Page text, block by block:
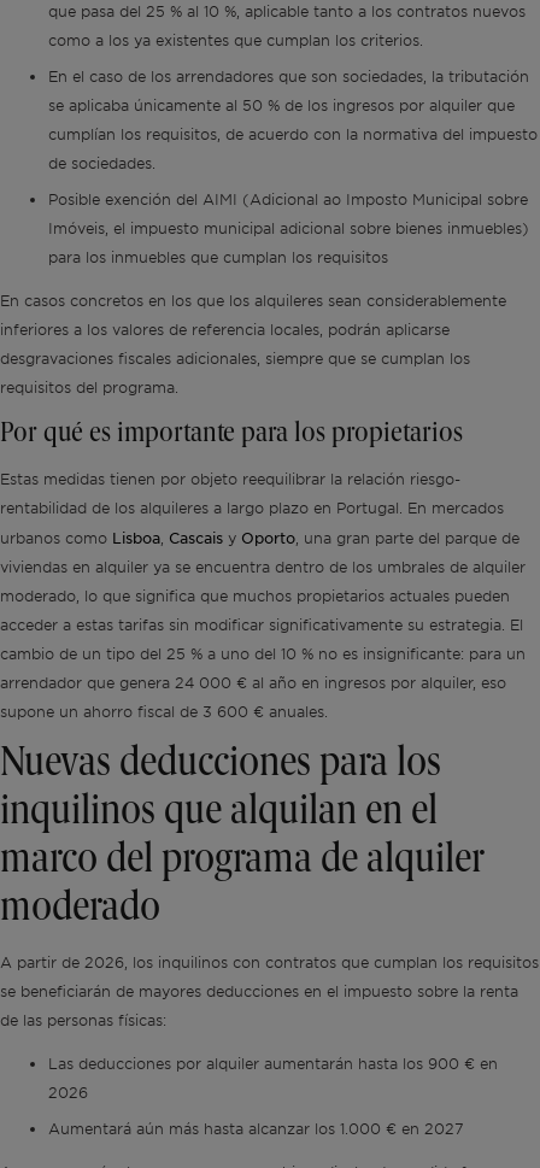
que pasa del 25 % al 10 %, aplicable tanto a los contratos nuevos
como a los ya existentes que cumplan los criterios.
En el caso de los arrendadores que son sociedades, la tributación
se aplicaba únicamente al 50 % de los ingresos por alquiler que
cumplían los requisitos, de acuerdo con la normativa del impuesto
de sociedades.
Posible exención del AIMI (Adicional ao Imposto Municipal sobre
Imóveis, el impuesto municipal adicional sobre bienes inmuebles)
para los inmuebles que cumplan los requisitos
En casos concretos en los que los alquileres sean considerablemente
inferiores a los valores de referencia locales, podrán aplicarse
desgravaciones fiscales adicionales, siempre que se cumplan los
requisitos del programa.
Por qué es importante para los propietarios
Estas medidas tienen por objeto reequilibrar la relación riesgo-
rentabilidad de los alquileres a largo plazo en Portugal. En mercados
urbanos como Lisboa Cascais y Oporto , una gran parte del parque de
viviendas en alquiler ya se encuentra dentro de los umbrales de alquiler
moderado, lo que significa que muchos propietarios actuales pueden
acceder a estas tarifas sin modificar significativamente su estrategia. El
cambio de un tipo del 25 % a uno del 10 % no es insignificante: para un
arrendador que genera 24 000 € al año en ingresos por alquiler, eso
supone un ahorro fiscal de 3 600 € anuales.
Nuevas deducciones para los
inquilinos que alquilan en el
marco del programa de alquiler
moderado
A partir de 2026, los inquilinos con contratos que cumplan los requisitos
se beneficiarán de mayores deducciones en el impuesto sobre la renta
de las personas físicas:
Las deducciones por alquiler aumentarán hasta los 900 € en
2026
Aumentará aún más hasta alcanzar los 1.000 € en 2027